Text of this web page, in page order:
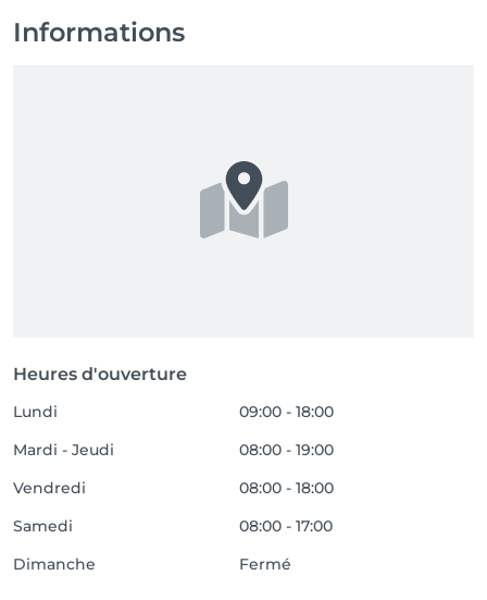
Essence de Soi – Votre peau, notre signature
Informations
Heures d'ouverture
Lundi
09:00 - 18:00
Mardi - Jeudi
08:00 - 19:00
Vendredi
08:00 - 18:00
Samedi
08:00 - 17:00
Dimanche
Fermé